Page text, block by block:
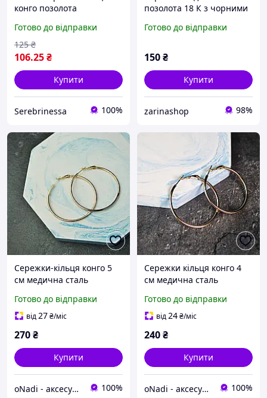
конго позолота
Готово до відправки
106.25₴
125 ₴
Купити
Serebrinessa 100%
позолота 18 К з чорними
Готово до відправки
150₴
Купити
zarinashop 98%
Сережки-кільця конго 5
см медична сталь
Готово до відправки
від27₴/міс
270₴
Купити
oNadi - аксесуари, прикраси та косметика 100%
Сережки кільця конго 4
см медична сталь
Готово до відправки
від24₴/міс
240₴
Купити
oNadi - аксесуари, прикраси та косметика 100%